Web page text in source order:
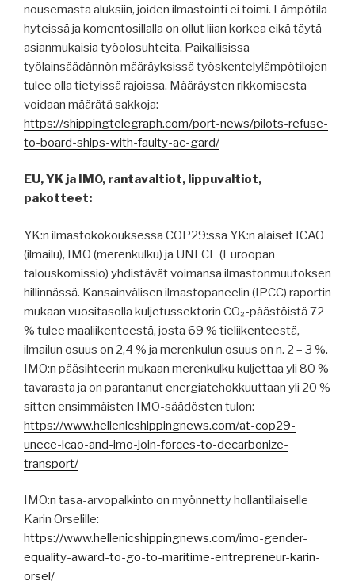
nousemasta aluksiin, joiden ilmastointi ei toimi. Lämpötila
hyteissä ja komentosillalla on ollut liian korkea eikä täytä
asianmukaisia työolosuhteita. Paikallisissa
työlainsäädännön määräyksissä työskentelylämpötilojen
tulee olla tietyissä rajoissa. Määräysten rikkomisesta
voidaan määrätä sakkoja:
https://shippingtelegraph.com/port-news/pilots-refuse-
to-board-ships-with-faulty-ac-gard/
EU, YK ja IMO, rantavaltiot, lippuvaltiot,
pakotteet:
YK:n ilmastokokouksessa COP29:ssa YK:n alaiset ICAO
(ilmailu), IMO (merenkulku) ja UNECE (Euroopan
talouskomissio) yhdistävät voimansa ilmastonmuutoksen
hillinnässä. Kansainvälisen ilmastopaneelin (IPCC) raportin
mukaan vuositasolla kuljetussektorin CO₂-päästöistä 72
% tulee maaliikenteestä, josta 69 % tieliikenteestä,
ilmailun osuus on 2,4 % ja merenkulun osuus on n. 2 – 3 %.
IMO:n pääsihteerin mukaan merenkulku kuljettaa yli 80 %
tavarasta ja on parantanut energiatehokkuuttaan yli 20 %
sitten ensimmäisten IMO-säädösten tulon:
https://www.hellenicshippingnews.com/at-cop29-
unece-icao-and-imo-join-forces-to-decarbonize-
transport/
IMO:n tasa-arvopalkinto on myönnetty hollantilaiselle
Karin Orselille:
https://www.hellenicshippingnews.com/imo-gender-
equality-award-to-go-to-maritime-entrepreneur-karin-
orsel/